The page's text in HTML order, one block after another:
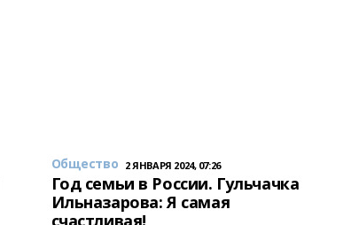
Общество 2 ЯНВАРЯ 2024, 07:26
Год семьи в России. Гульчачка
Ильназарова: Я самая
счастливая!